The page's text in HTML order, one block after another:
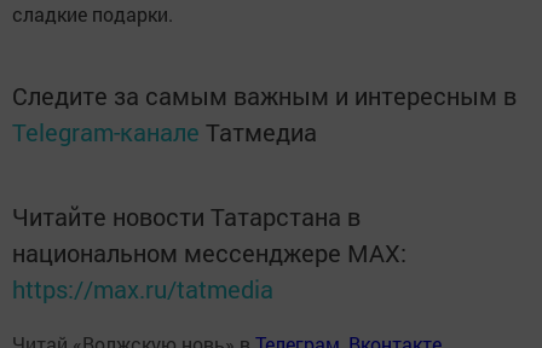
сладкие подарки.
Следите за самым важным и интересным в
Telegram-канале Татмедиа
Читайте новости Татарстана в
национальном мессенджере MАХ:
https://max.ru/tatmedia